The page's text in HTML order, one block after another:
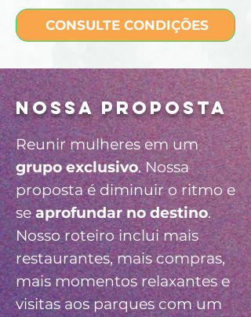
CONSULTE CONDIÇÕES
nossa proposta
Reunir mulheres em um
grupo exclusivo. Nossa
proposta é diminuir o ritmo e
seaprofundar no destino.
Nosso roteiro inclui mais
restaurantes, mais compras,
mais momentos relaxantes e
visitas aos parques com um